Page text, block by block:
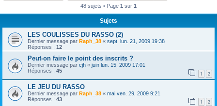
48 sujets • Page 1 sur 1
Sujets
LES COULISSES DU RASSO (2)
Dernier message par Raph_38 « sept. lun. 21, 2009 19:38
Réponses : 12
Peut-on faire le point des inscrits ?
Dernier message par cjh « juin lun. 15, 2009 17:01
Réponses : 45 1 2
LE JEU DU RASSO
Dernier message par Raph_38 « mai ven. 29, 2009 9:21
Réponses : 43 1 2